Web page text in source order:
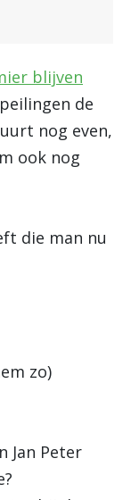
blijven
de
nog even,
ook nog
die man nu
zo)
Jan Peter